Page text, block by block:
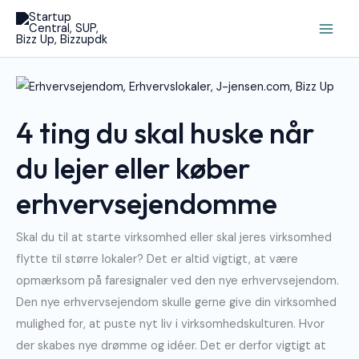
indholdet
4 ting du skal huske når
du lejer eller køber
erhvervsejendomme
Skal du til at starte virksomhed eller skal jeres virksomhed
flytte til større lokaler? Det er altid vigtigt, at være
opmærksom på faresignaler ved den nye erhvervsejendom.
Den nye erhvervsejendom skulle gerne give din virksomhed
mulighed for, at puste nyt liv i virksomhedskulturen. Hvor
der skabes nye drømme og idéer. Det er derfor vigtigt at
Ting
Huske
Når
Du
Eller
Køber
Erhvervsejendomme